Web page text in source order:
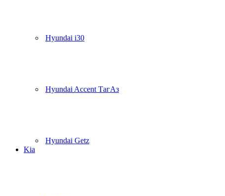
Hyundai i30
Hyundai Accent ТагАз
Hyundai Getz
Kia